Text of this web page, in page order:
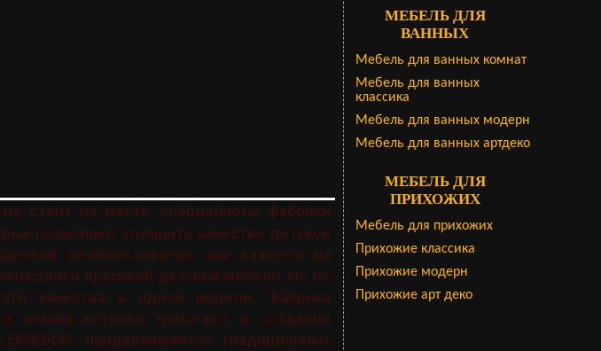
не стоит на месте, специалисты фабрики
позволяют улучшить качество детской
незамысловатая, как кажется на
и красивой детской мебели. Но не
качества в одной модели. Фабрика
знания которых помогают в создании
EFFEDUE» придерживается традиционных
МЕБЕЛЬ ДЛЯ
ВАННЫХ
Мебель для ванных комнат
Мебель для ванных
классика
Мебель для ванных модерн
Мебель для ванных артдеко
МЕБЕЛЬ ДЛЯ
ПРИХОЖИХ
Мебель для прихожих
Прихожие классика
Прихожие модерн
Прихожие арт деко